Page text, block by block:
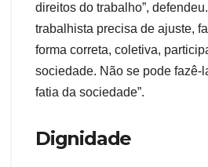
direitos do trabalho”,
trabalhista precisa de ajuste,
forma correta, coletiva,
sociedade. Não se pode fazê-
fatia da sociedade”.
Dignidade